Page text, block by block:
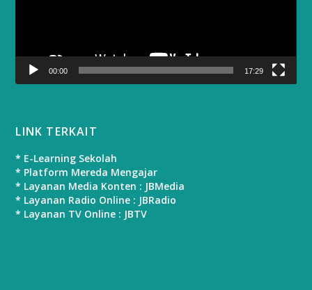
00:00 17:29
LINK TERKAIT
* E-Learning Sekolah
* Platform Mereda Mengajar
* Layanan Media Konten : JBMedia
* Layanan Radio Online : JBRadio
* Layanan TV Online : JBTV